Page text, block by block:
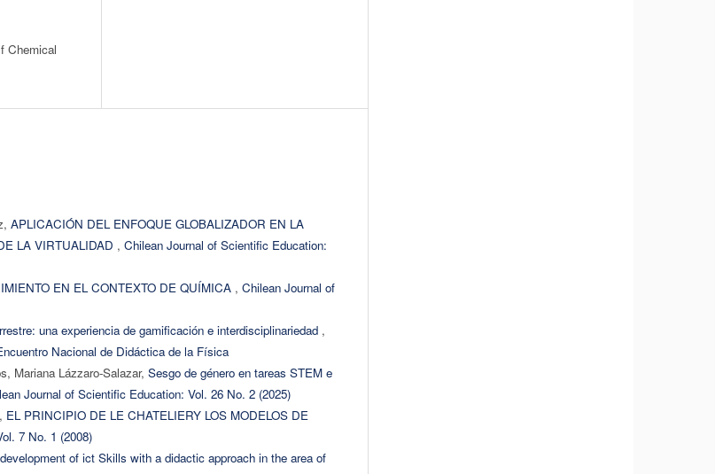
Chemical
APLICACIÓN DEL ENFOQUE GLOBALIZADOR EN LA
LA VIRTUALIDAD , Chilean Journal of Scientific Education:
EN EL CONTEXTO DE QUÍMICA , Chilean Journal of
una experiencia de gamificación e interdisciplinariedad ,
Nacional de Didáctica de la Física
Mariana Lázzaro-Salazar, Sesgo de género en tareas STEM e
Journal of Scientific Education: Vol. 26 No. 2 (2025)
EL PRINCIPIO DE LE CHATELIERY LOS MODELOS DE
7 No. 1 (2008)
of ict Skills with a didactic approach in the area of